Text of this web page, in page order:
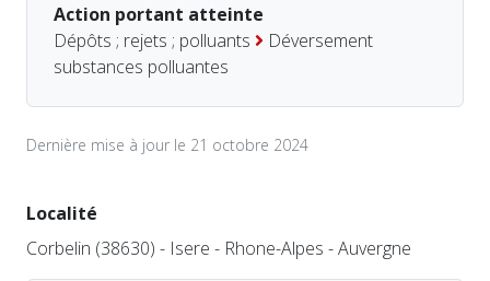
Action portant atteinte
Dépôts ; rejets ; polluants
Déversement
substances polluantes
Dernière mise à jour le 21 octobre 2024
Localité
Corbelin (38630) - Isere - Rhone-Alpes - Auvergne